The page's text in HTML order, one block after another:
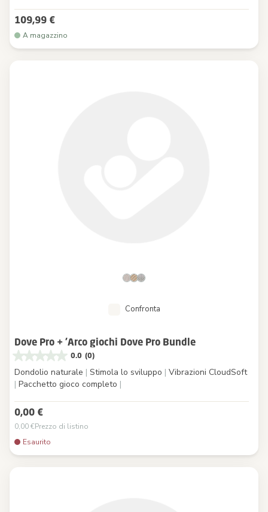
109,99 €
A magazzino
Confronta
Dove Pro + ’Arco giochi Dove Pro Bundle
0.0 (0)
Dondolio naturale | Stimola lo sviluppo | Vibrazioni CloudSoft
| Pacchetto gioco completo |
0,00 €
0,00 €Prezzo di listino
Esaurito